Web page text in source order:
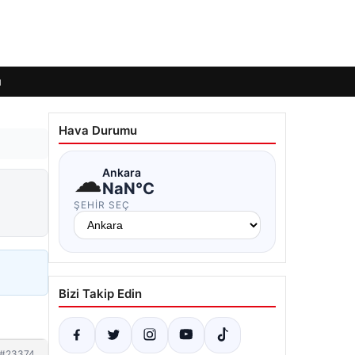
Hava Durumu
☁Ankara
NaN°C
ŞEHIR SEÇ
Bizi Takip Edin